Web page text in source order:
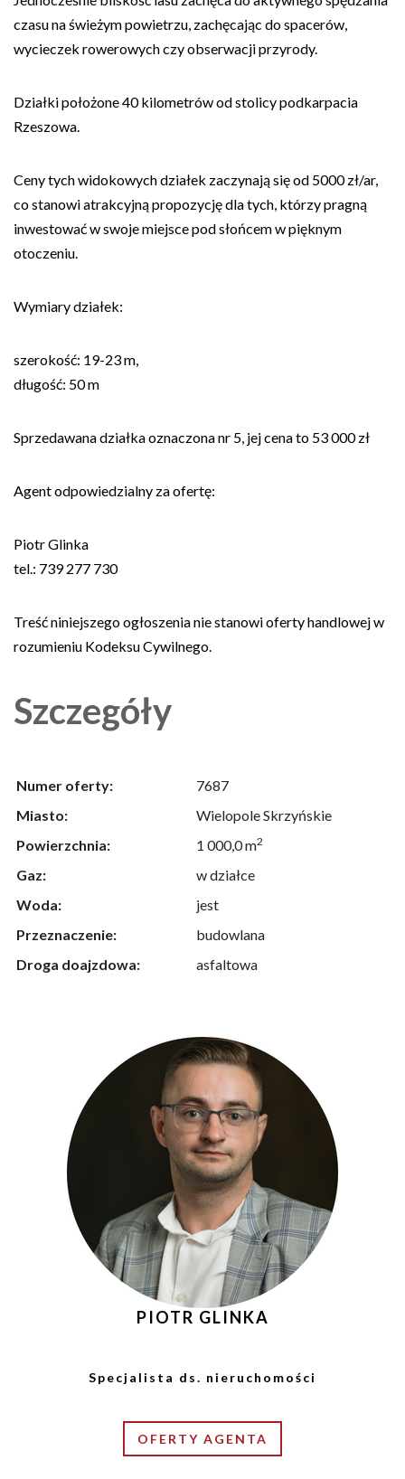
czasu na świeżym powietrzu, zachęcając do spacerów,
wycieczek rowerowych czy obserwacji przyrody.
Działki położone 40 kilometrów od stolicy podkarpacia
Rzeszowa.
Ceny tych widokowych działek zaczynają się od 5000 zł/ar,
co stanowi atrakcyjną propozycję dla tych, którzy pragną
inwestować w swoje miejsce pod słońcem w pięknym
otoczeniu.
Wymiary działek:
szerokość: 19-23 m,
długość: 50 m
Sprzedawana działka oznaczona nr 5, jej cena to 53 000 zł
Agent odpowiedzialny za ofertę:
Piotr Glinka
tel.: 739 277 730
Treść niniejszego ogłoszenia nie stanowi oferty handlowej w
rozumieniu Kodeksu Cywilnego.
Szczegóły
Numer oferty:
7687
Miasto:
Wielopole Skrzyńskie
Powierzchnia:
1 000,0 m2
Gaz:
w działce
Woda:
jest
Przeznaczenie:
budowlana
Droga doajzdowa:
asfaltowa
PIOTR GLINKA
Specjalista ds. nieruchomości
OFERTY AGENTA